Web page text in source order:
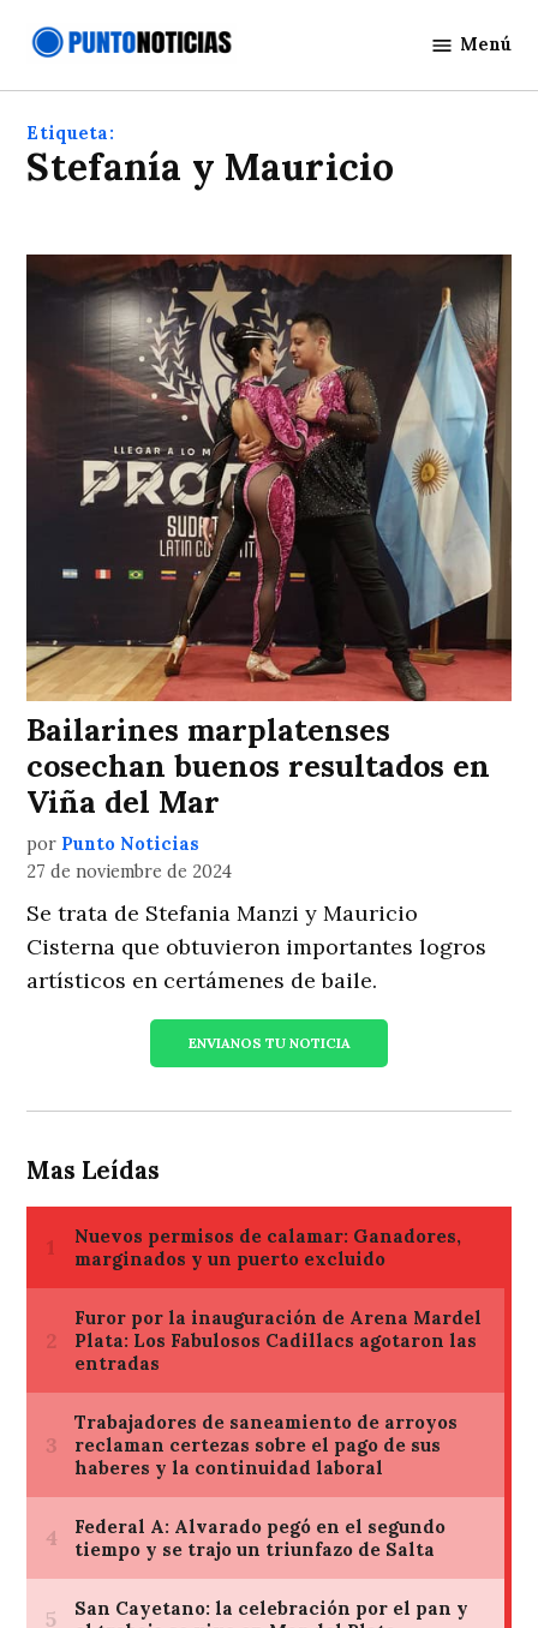
Noticias
Menú
Etiqueta:
Stefanía y Mauricio
Bailarines marplatenses
cosechan buenos resultados en
Viña del Mar
por Punto Noticias
27 de noviembre de 2024
Se trata de Stefania Manzi y Mauricio
Cisterna que obtuvieron importantes logros
artísticos en certámenes de baile.
ENVIANOS TU NOTICIA
Mas Leídas